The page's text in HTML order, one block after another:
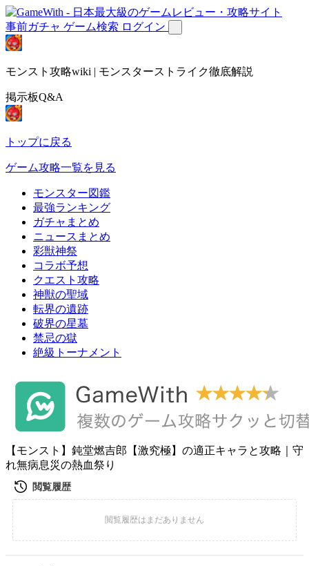
事前ガチャ ゲーム検索 ログイン
モンスト攻略wiki | モンスターストライク徹底解説
掲示板Q&A
トップに戻る
ゲーム攻略一覧を見る
モンスター図鑑
最強ランキング
ガチャまとめ
ニュースまとめ
彩獣神祭
コラボ予想
クエスト攻略
神獣の聖域
転界の遺跡
破界の星墓
禁忌の獄
絶級トーナメント
【モンスト】鈍堂燃吉郎【激究極】の適正キャラと攻略｜守
れ無病息災の熱血祭り